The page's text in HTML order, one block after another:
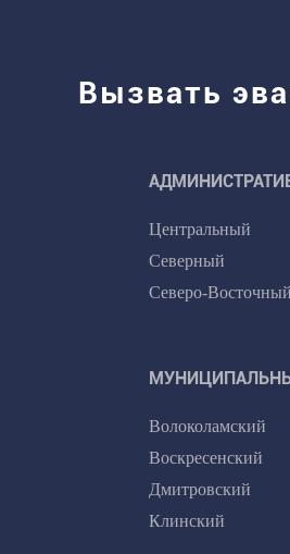
Вызвать
Центральный
Северный
Северо-Восточный
Волоколамский
Воскресенский
Дмитровский
Клинский